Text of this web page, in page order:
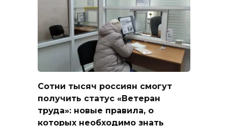
Сотни тысяч россиян смогут
получить статус «Ветеран
труда»: новые правила, о
которых необходимо знать